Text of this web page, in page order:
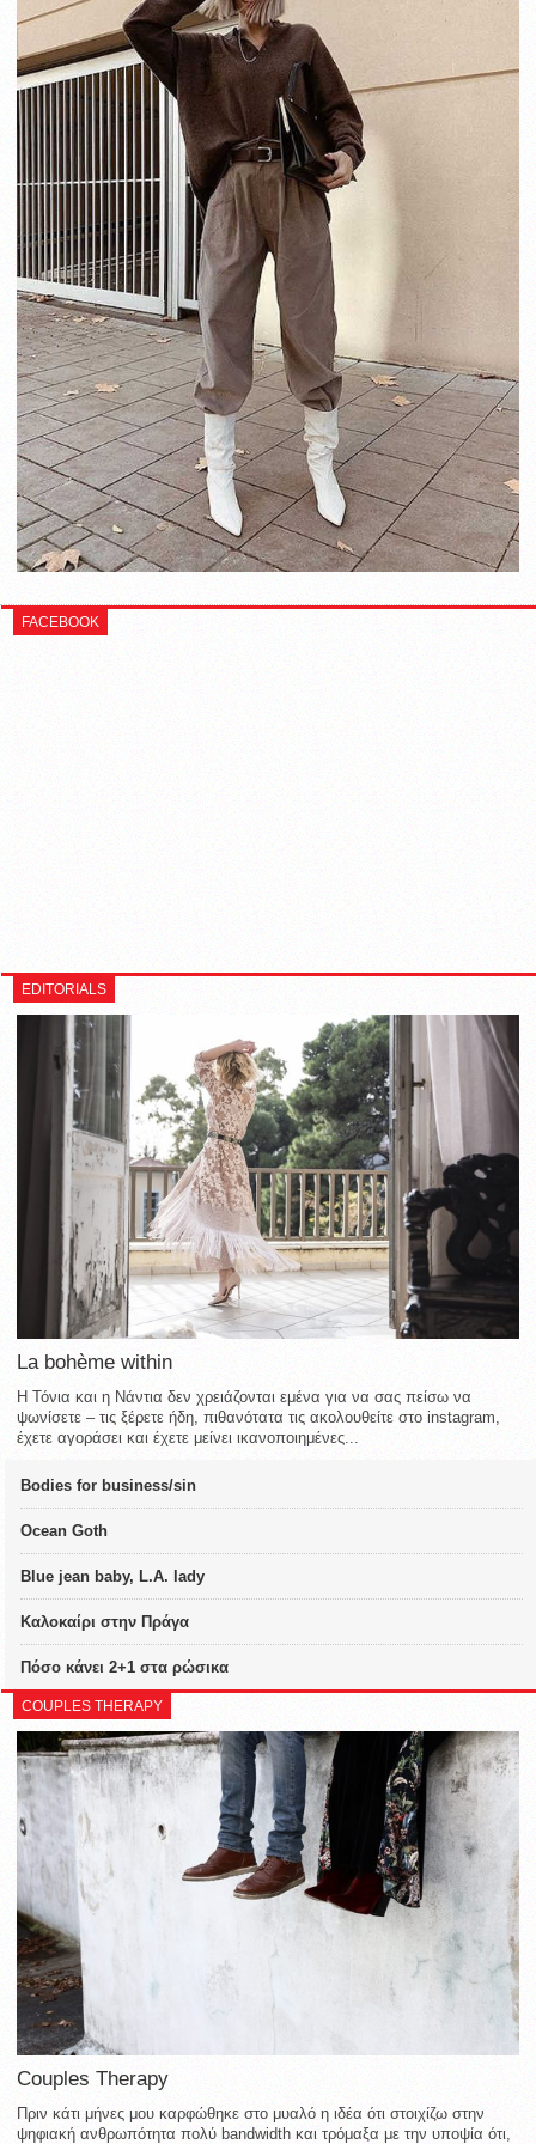
FACEBOOK
EDITORIALS
La bohème within
Η Τόνια και η Νάντια δεν χρειάζονται εμένα για να σας πείσω να
ψωνίσετε – τις ξέρετε ήδη, πιθανότατα τις ακολουθείτε στο instagram,
έχετε αγοράσει και έχετε μείνει ικανοποιημένες...
Bodies for business/sin
Ocean Goth
Blue jean baby, L.A. lady
Καλοκαίρι στην Πράγα
Πόσο κάνει 2+1 στα ρώσικα
COUPLES THERAPY
Couples Therapy
Πριν κάτι μήνες μου καρφώθηκε στο μυαλό η ιδέα ότι στοιχίζω στην
ψηφιακή ανθρωπότητα πολύ bandwidth και τρόμαξα με την υποψία ότι,